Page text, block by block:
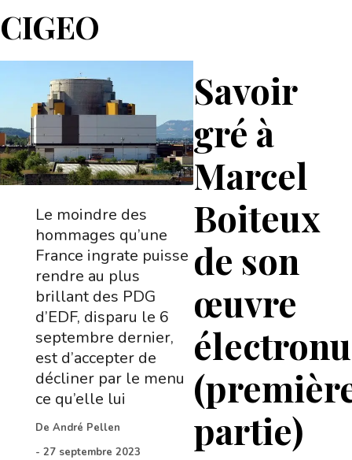
CIGEO
Savoir
gré à
Marcel
Boiteux
de son
œuvre
partie)
Le moindre des
hommages qu’une
France ingrate puisse
rendre au plus
brillant des PDG
d’EDF, disparu le 6
septembre dernier,
est d’accepter de
décliner par le menu
ce qu’elle lui
De André Pellen
- 27 septembre 2023